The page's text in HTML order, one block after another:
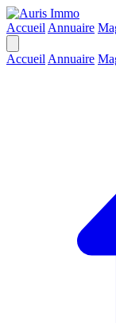
Accueil Annuaire
Accueil Annuaire